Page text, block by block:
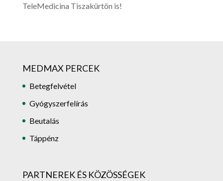
TeleMedicina Tiszakürtön is!
MEDMAX PERCEK
Betegfelvétel
Gyógyszerfelírás
Beutalás
Táppénz
PARTNEREK ÉS KÖZÖSSÉGEK